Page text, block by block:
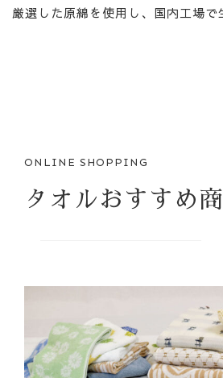
厳選した原綿を使用し、国内工場で
ONLINE SHOPPING
タオルおすすめ